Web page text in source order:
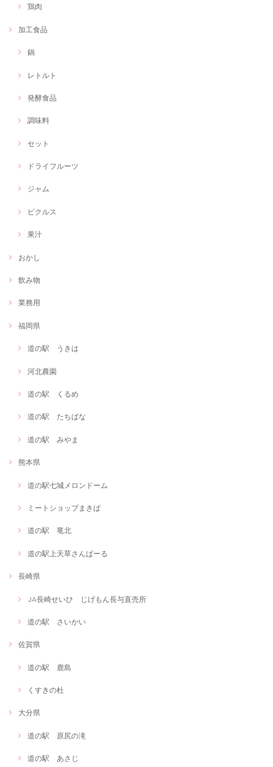
鶏肉
加工食品
鍋
レトルト
発酵食品
調味料
セット
ドライフルーツ
ジャム
ピクルス
果汁
おかし
飲み物
業務用
福岡県
道の駅 うきは
河北農園
道の駅 くるめ
道の駅 たちばな
道の駅 みやま
熊本県
道の駅七城メロンドーム
ミートショップまきば
道の駅 竜北
道の駅上天草さんぱーる
長崎県
JA長崎せいひ じげもん長与直売所
道の駅 さいかい
佐賀県
道の駅 鹿島
くすきの杜
大分県
道の駅 原尻の滝
道の駅 あさじ